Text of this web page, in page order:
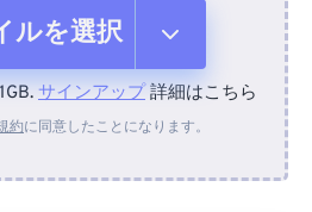
ルを選択
イスから
サインアップ詳細はこちら
約に同意したことになります。